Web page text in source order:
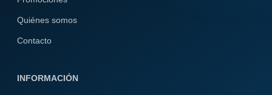
Quiénes somos
Contacto
INFORMACIÓN